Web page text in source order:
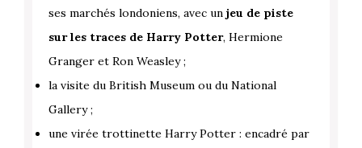
ses marchés londoniens, avec un jeu de piste
sur les traces de Harry Potter, Hermione
Granger et Ron Weasley ;
la visite du British Museum ou du National
Gallery ;
une virée trottinette Harry Potter : encadré par